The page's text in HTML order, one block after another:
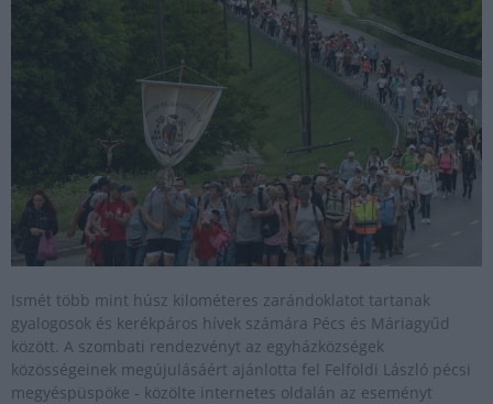
Ismét több mint húsz kilométeres zarándoklatot tartanak
gyalogosok és kerékpáros hívek számára Pécs és Máriagyűd
között. A szombati rendezvényt az egyházközségek
közösségeinek megújulásáért ajánlotta fel Felföldi László pécsi
megyéspüspöke - közölte internetes oldalán az eseményt